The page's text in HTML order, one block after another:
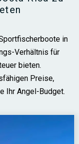
in
Verhältnis für
bieten.
Preise,
Ihr Angel-Budget.